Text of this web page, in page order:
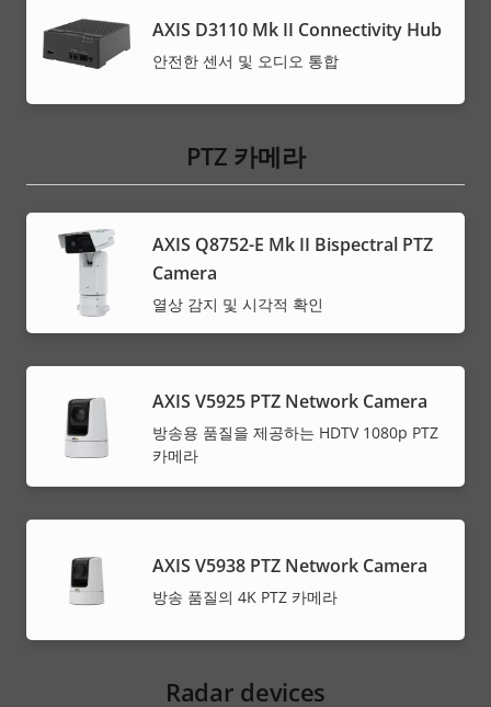
AXIS D3110 Mk II Connectivity Hub
안전한 센서 및 오디오 통합
PTZ 카메라
AXIS Q8752-E Mk II Bispectral PTZ
Camera
열상 감지 및 시각적 확인
AXIS V5925 PTZ Network Camera
방송용 품질을 제공하는 HDTV 1080p PTZ
카메라
AXIS V5938 PTZ Network Camera
방송 품질의 4K PTZ 카메라
Radar devices